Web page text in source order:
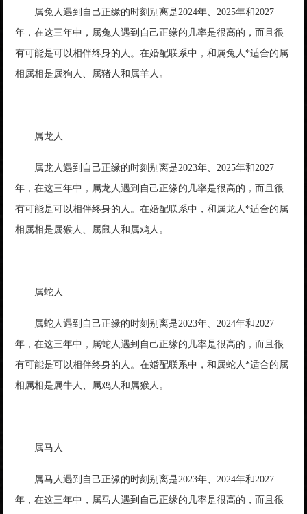
属兔人遇到自己正缘的时刻别离是2024年、2025年和2027
年，在这三年中，属兔人遇到自己正缘的几率是很高的，而且很
有可能是可以相伴终身的人。在婚配联系中，和属兔人*适合的属
相属相是属狗人、属猪人和属羊人。
属龙人
属龙人遇到自己正缘的时刻别离是2023年、2025年和2027
年，在这三年中，属龙人遇到自己正缘的几率是很高的，而且很
有可能是可以相伴终身的人。在婚配联系中，和属龙人*适合的属
相属相是属猴人、属鼠人和属鸡人。
属蛇人
属蛇人遇到自己正缘的时刻别离是2023年、2024年和2027
年，在这三年中，属蛇人遇到自己正缘的几率是很高的，而且很
有可能是可以相伴终身的人。在婚配联系中，和属蛇人*适合的属
相属相是属牛人、属鸡人和属猴人。
属马人
属马人遇到自己正缘的时刻别离是2023年、2024年和2027
年，在这三年中，属马人遇到自己正缘的几率是很高的，而且很